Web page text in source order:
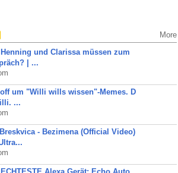
More
und Clarissa müssen zum
| ...
um "Willi wills wissen"-Memes. D
...
- Bezimena (Official Video)